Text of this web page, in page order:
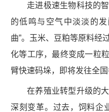
走进极速生物科技的
的低鸣与空气中淡淡的
曲”。玉米、豆粕等原料经
化等工序，最终变成一粒
臂快速码垛，即将发往全国
在养殖业转型升级的
深刻变革。过去，饲料企